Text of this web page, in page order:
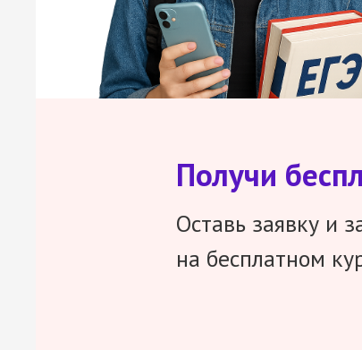
Получи
Оставь заявку и
на бесплатном